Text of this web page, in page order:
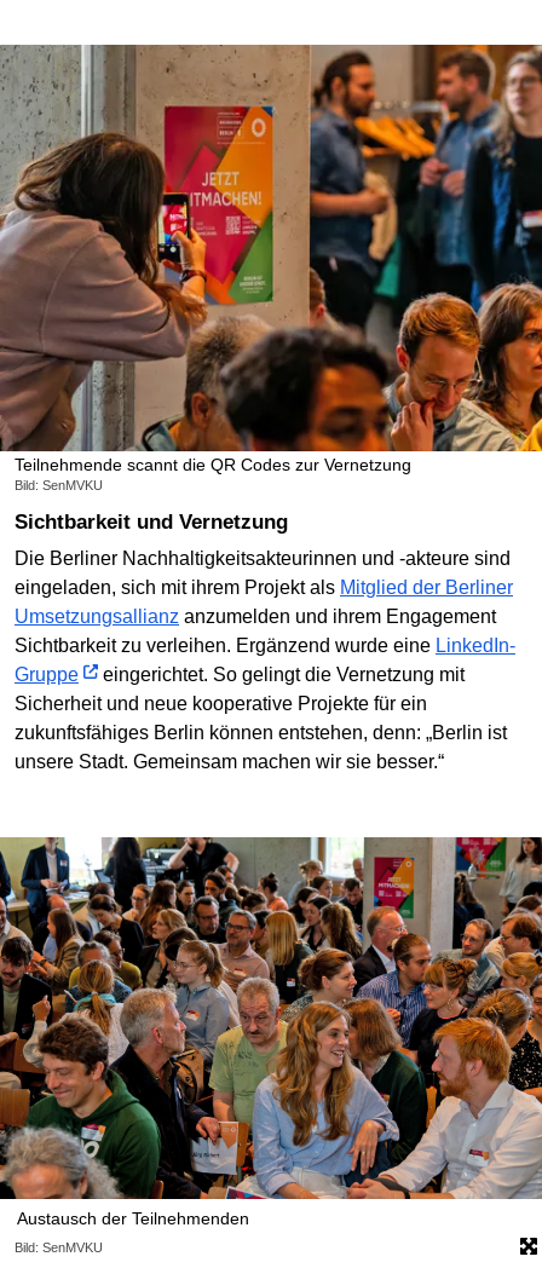
Teilnehmende scannt die QR Codes zur Vernetzung
Bild: SenMVKU
Sichtbarkeit und Vernetzung
Die Berliner Nachhaltigkeitsakteurinnen und -akteure sind
eingeladen, sich mit ihrem Projekt als Mitglied der Berliner
Umsetzungsallianz anzumelden und ihrem Engagement
Sichtbarkeit zu verleihen. Ergänzend wurde eine LinkedIn-
Gruppe
eingerichtet. So gelingt die Vernetzung mit
Sicherheit und neue kooperative Projekte für ein
zukunftsfähiges Berlin können entstehen, denn: „Berlin ist
unsere Stadt. Gemeinsam machen wir sie besser.“
Austausch der Teilnehmenden
Bild: SenMVKU